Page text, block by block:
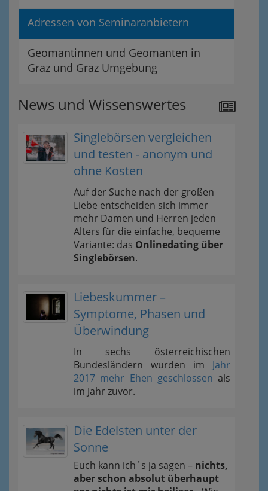
Adressen von Seminaranbietern
Geomantinnen und Geomanten in
Graz und Graz Umgebung
News und Wissenswertes
Singlebörsen vergleichen
und testen - anonym und
ohne Kosten
Auf der Suche nach der großen
Liebe entscheiden sich immer
mehr Damen und Herren jeden
Alters für die einfache, bequeme
Variante: das Onlinedating über
Singlebörsen.
Liebeskummer –
Symptome, Phasen und
Überwindung
In sechs österreichischen
Bundesländern wurden im Jahr
2017 mehr Ehen geschlossen als
im Jahr zuvor.
Die Edelsten unter der
Sonne
Euch kann ich´s ja sagen – nichts,
aber schon absolut überhaupt